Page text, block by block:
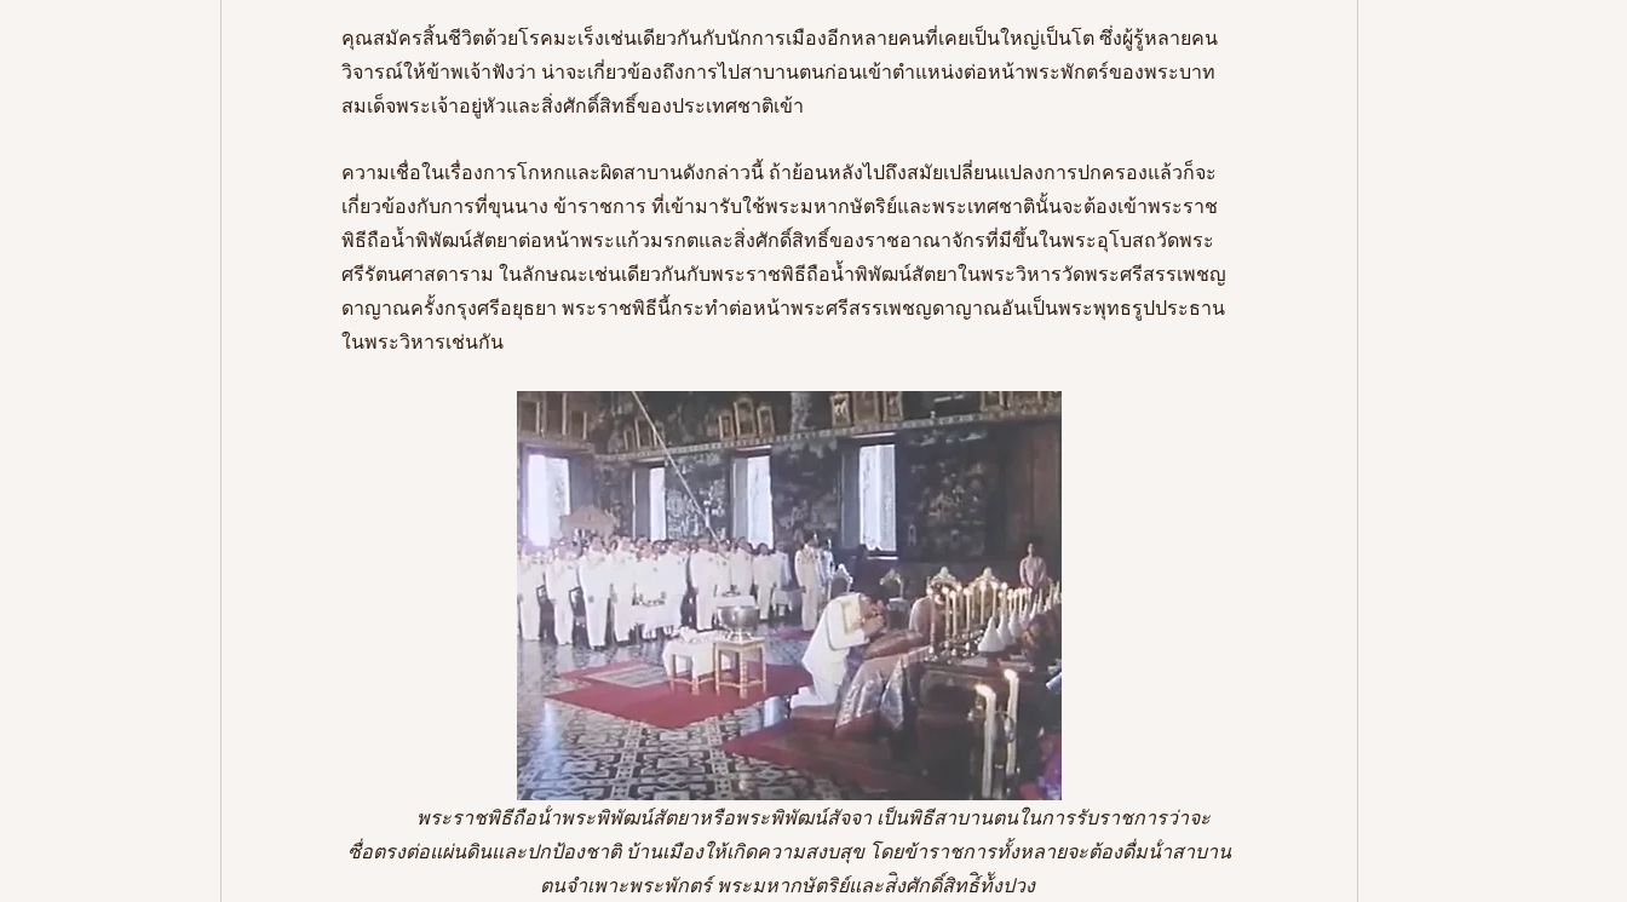
คุณสมัครสิ้นชีวิตด้วยโรคมะเร็งเช่นเดียวกันกับนักการเมืองอีกหลายคนที่เคยเป็นใหญ่เป็นโต ซึ่งผู้รู้หลายคน
วิจารณ์ให้ข้าพเจ้าฟังว่า น่าจะเกี่ยวข้องถึงการไปสาบานตนก่อนเข้าตำแหน่งต่อหน้าพระพักตร์ของพระบาท
สมเด็จพระเจ้าอยู่หัวและสิ่งศักดิ์สิทธิ์ของประเทศชาติเข้า
ความเชื่อในเรื่องการโกหกและผิดสาบานดังกล่าวนี้ ถ้าย้อนหลังไปถึงสมัยเปลี่ยนแปลงการปกครองแล้วก็จะ
เกี่ยวข้องกับการที่ขุนนาง ข้าราชการ ที่เข้ามารับใช้พระมหากษัตริย์และพระเทศชาตินั้นจะต้องเข้าพระราช
พิธีถือน้ำพิพัฒน์สัตยาต่อหน้าพระแก้วมรกตและสิ่งศักดิ์สิทธิ์ของราชอาณาจักรที่มีขึ้นในพระอุโบสถวัดพระ
ศรีรัตนศาสดาราม ในลักษณะเช่นเดียวกันกับพระราชพิธีถือน้ำพิพัฒน์สัตยาในพระวิหารวัดพระศรีสรรเพชญ
ดาญาณครั้งกรุงศรีอยุธยา พระราชพิธีนี้กระทำต่อหน้าพระศรีสรรเพชญดาญาณอันเป็นพระพุทธรูปประธาน
ในพระวิหารเช่นกัน
ซื่อตรงต่อแผ่นดินและปกป้องชาติ บ้านเมืองให้เกิดความสงบสุข โดยข้าราชการทั้งหลายจะต้องดื่มน้ําสาบาน
ตนจําเพาะพระพักตร์ พระมหากษัตริย์และส่ิงศักดิ์สิทธ์ิท้ังปวง